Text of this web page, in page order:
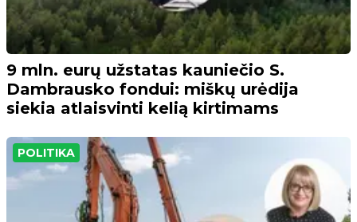
9 mln. eurų užstatas kauniečio S.
Dambrausko fondui: miškų urėdija
siekia atlaisvinti kelią kirtimams
POLITIKA